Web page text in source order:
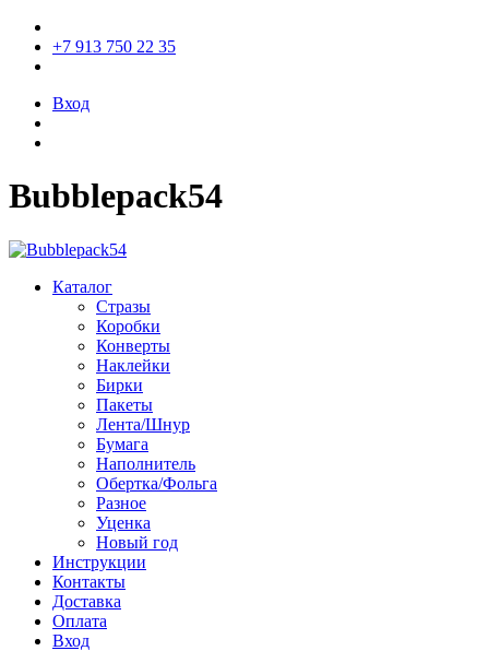
+7 913 750 22 35
Вход
Bubblepack54
Каталог
Стразы
Коробки
Конверты
Наклейки
Бирки
Пакеты
Лента/Шнур
Бумага
Наполнитель
Обертка/Фольга
Разное
Уценка
Новый год
Инструкции
Контакты
Доставка
Оплата
Вход